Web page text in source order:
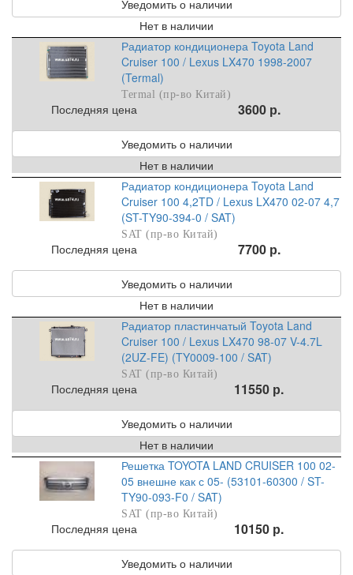
Уведомить о наличии
Нет в наличии
Радиатор кондиционера Toyota Land
Cruiser 100 / Lexus LX470 1998-2007
(Termal)
Termal (пр-во Китай)
Последняя цена 3600 р.
Уведомить о наличии
Нет в наличии
Радиатор кондиционера Toyota Land
Cruiser 100 4,2TD / Lexus LX470 02-07 4,7
(ST-TY90-394-0 / SAT)
SAT (пр-во Китай)
Последняя цена 7700 р.
Уведомить о наличии
Нет в наличии
Радиатор пластинчатый Toyota Land
Cruiser 100 / Lexus LX470 98-07 V-4.7L
(2UZ-FE) (TY0009-100 / SAT)
SAT (пр-во Китай)
Последняя цена 11550 р.
Уведомить о наличии
Нет в наличии
Решетка TOYOTA LAND CRUISER 100 02-
05 внешне как с 05- (53101-60300 / ST-
TY90-093-F0 / SAT)
SAT (пр-во Китай)
Последняя цена 10150 р.
Уведомить о наличии